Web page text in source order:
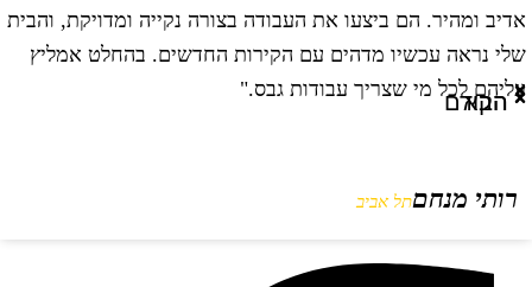
אדיב ומהיר. הם ביצעו את העבודה בצורה נקייה ומדויקת, והבית
שלי נראה עכשיו מדהים עם הקירות החדשים. בהחלט אמליץ
עליהם לכל מי שצריך עבודות גבס."
רותי מנחםתל אביב
הקודם
הבא